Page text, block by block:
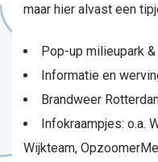
maar hier alvast een
Pop-up milieupark
Informatie en
Brandweer
Infokraampjes: o.a.
Wijkteam,